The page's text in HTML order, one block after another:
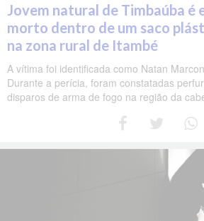
Jovem natural de Timbaúba é
morto dentro de um saco
na zona rural de Itambé
A vítima foi identificada como Natan
Durante a perícia, foram constatadas
disparos de arma de fogo na região da